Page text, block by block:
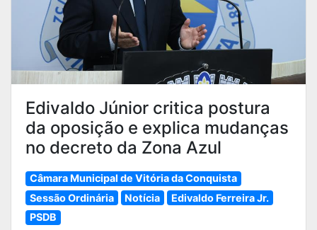
Edivaldo Júnior critica postura
da oposição e explica mudanças
no decreto da Zona Azul
Câmara Municipal de Vitória da Conquista
Sessão Ordinária
Notícia
Edivaldo Ferreira Jr.
PSDB